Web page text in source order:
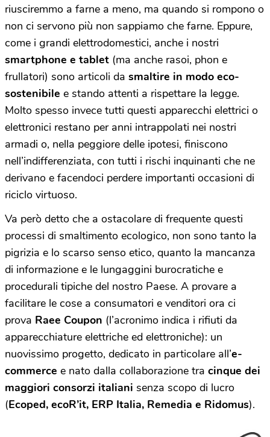
riusciremmo a farne a meno, ma quando si rompono o
non ci servono più non sappiamo che farne. Eppure,
come i grandi elettrodomestici, anche i nostri
smartphone e tablet (ma anche rasoi, phon e
frullatori) sono articoli da smaltire in modo eco-
sostenibile e stando attenti a rispettare la legge.
Molto spesso invece tutti questi apparecchi elettrici o
elettronici restano per anni intrappolati nei nostri
armadi o, nella peggiore delle ipotesi, finiscono
nell’indifferenziata, con tutti i rischi inquinanti che ne
derivano e facendoci perdere importanti occasioni di
riciclo virtuoso.
Va però detto che a ostacolare di frequente questi
processi di smaltimento ecologico, non sono tanto la
pigrizia e lo scarso senso etico, quanto la mancanza
di informazione e le lungaggini burocratiche e
procedurali tipiche del nostro Paese. A provare a
facilitare le cose a consumatori e venditori ora ci
prova Raee Coupon (l’acronimo indica i rifiuti da
apparecchiature elettriche ed elettroniche): un
nuovissimo progetto, dedicato in particolare all’e-
commerce e nato dalla collaborazione tra cinque dei
maggiori consorzi italiani senza scopo di lucro
(Ecoped, ecoR’it, ERP Italia, Remedia e Ridomus).